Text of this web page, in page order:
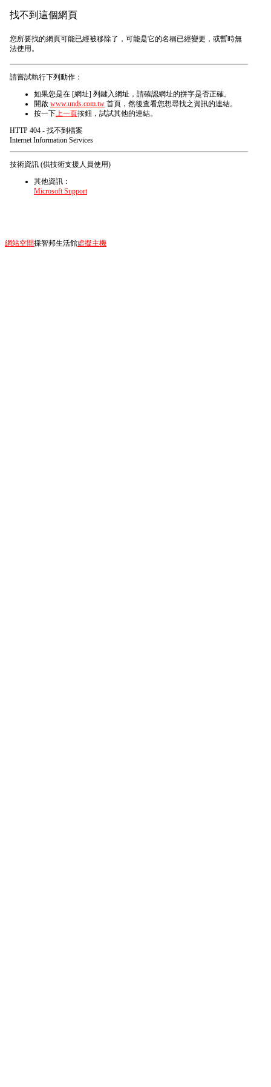
找不到這個網頁
您所要找的網頁可能已經被移除了，可能是它的名稱已經變更，或暫時無
法使用。
請嘗試執行下列動作：
如果您是在 [網址] 列鍵入網址，請確認網址的拼字是否正確。
開啟 www.unds.com.tw 首頁，然後查看您想尋找之資訊的連結。
按一下上一頁按鈕，試試其他的連結。
HTTP 404 - 找不到檔案
Internet Information Services
技術資訊 (供技術支援人員使用)
其他資訊：
Microsoft Support
網站空間採智邦生活館虛擬主機